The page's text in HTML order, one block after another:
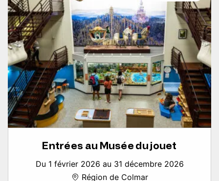
Entrées au Musée du jouet
Du 1 février 2026 au 31 décembre 2026
Région de Colmar